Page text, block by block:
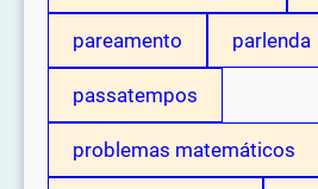
pareamento parlenda
passatempos
problemas matemáticos